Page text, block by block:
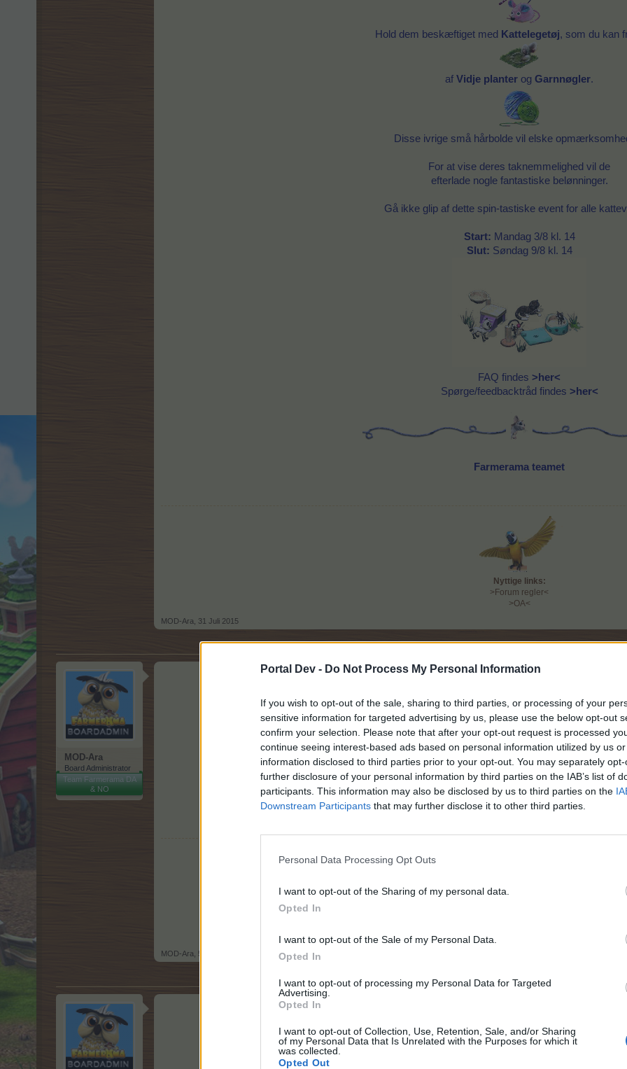
Portal Dev - Do Not Process My Personal Information
If you wish to opt-out of the sale, sharing to third parties, or processing of your
sensitive information for targeted advertising by us, please use the below opt-out
confirm your selection. Please note that after your opt-out request is processed
continue seeing interest-based ads based on personal information utilized by us
information disclosed to third parties prior to your opt-out. You may separately
further disclosure of your personal information by third parties on the IAB’s list of
participants. This information may also be disclosed by us to third parties on the
Downstream Participants that may further disclose it to other third parties.
Personal Data Processing Opt Outs
I want to opt-out of the Sharing of my personal data.
Opted In
I want to opt-out of the Sale of my Personal Data.
Opted In
I want to opt-out of processing my Personal Data for Targeted
Advertising.
Opted In
I want to opt-out of Collection, Use, Retention, Sale, and/or Sharing
of my Personal Data that Is Unrelated with the Purposes for which it
was collected.
Opted Out
Hold dem beskæftiget med Kattelegetøj, som du kan
af Vidje planter og Garnnøgler.
Disse ivrige små hårbolde vil elske
For at vise deres taknemmelighed vil de
efterlade nogle fantastiske belønninger.
Gå ikke glip af dette spin-tastiske event for alle
Start: Mandag 3/8 kl. 14
Slut: Søndag 9/8 kl. 14
FAQ findes >her<
Spørge/feedbacktråd findes >her<
Farmerama teamet
Nyttige links:
>Forum regler<
>OA<
MOD-Ara 31 Juli 2015
MOD-Ara
Board Administrator
Team Farmerama DA
& NO
Hej farmere
Vi har modtaget følgende oplysninger om TOP 1000
Søndag 9/8 kl. 14 - Søndag 16/8 kl. 14
vil der være adgang til at se listen via eventuret
(ikke nyhedssiden denne gang)
Vær dog opmærksom på at efter endt Katte event vil listen
og kan derfor ændre sig i de følgende dage.
MOD-Ara 5 August 2015
Designerne har sørget for det er muligt